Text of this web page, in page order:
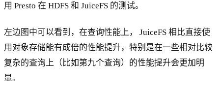
用 Presto 在 HDFS 和 JuiceFS 的测试。
左边图中可以看到，在查询性能上， JuiceFS 相比直接使
用对象存储能有成倍的性能提升，特别是在一些相对比较
复杂的查询上（比如第九个查询）的性能提升会更加明
显。